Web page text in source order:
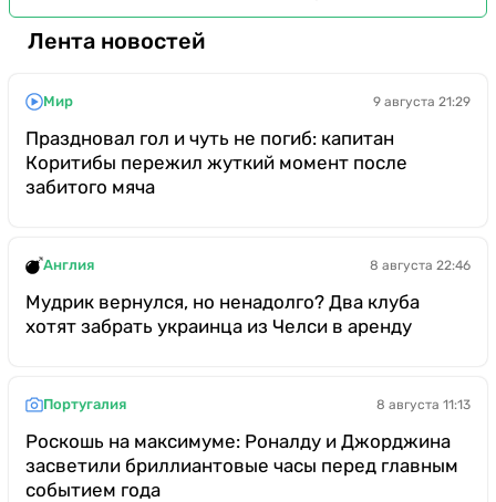
Лента новостей
Мир 9 августа 21:29
Праздновал гол и чуть не погиб: капитан
Коритибы пережил жуткий момент после
забитого мяча
Англия 8 августа 22:46
Мудрик вернулся, но ненадолго? Два клуба
хотят забрать украинца из Челси в аренду
Португалия 8 августа 11:13
Роскошь на максимуме: Роналду и Джорджина
засветили бриллиантовые часы перед главным
событием года